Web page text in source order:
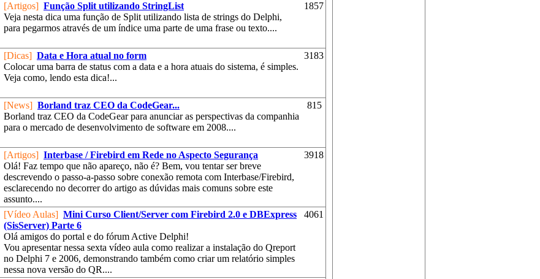
[Artigos] Função Split utilizando StringList
Veja nesta dica uma função de Split utilizando lista de strings do Delphi,
para pegarmos através de um índice uma parte de uma frase ou texto....
1857
[Dicas] Data e Hora atual no form
Colocar uma barra de status com a data e a hora atuais do sistema, é simples.
Veja como, lendo esta dica!...
3183
[News] Borland traz CEO da CodeGear...
Borland traz CEO da CodeGear para anunciar as perspectivas da companhia
para o mercado de desenvolvimento de software em 2008....
815
[Artigos] Interbase / Firebird em Rede no Aspecto Segurança
Olá! Faz tempo que não apareço, não é? Bem, vou tentar ser breve
descrevendo o passo-a-passo sobre conexão remota com Interbase/Firebird,
esclarecendo no decorrer do artigo as dúvidas mais comuns sobre este
assunto....
3918
[Vídeo Aulas] Mini Curso Client/Server com Firebird 2.0 e DBExpress
(SisServer) Parte 6
Olá amigos do portal e do fórum Active Delphi!
Vou apresentar nessa sexta vídeo aula como realizar a instalação do Qreport
no Delphi 7 e 2006, demonstrando também como criar um relatório simples
nessa nova versão do QR....
4061